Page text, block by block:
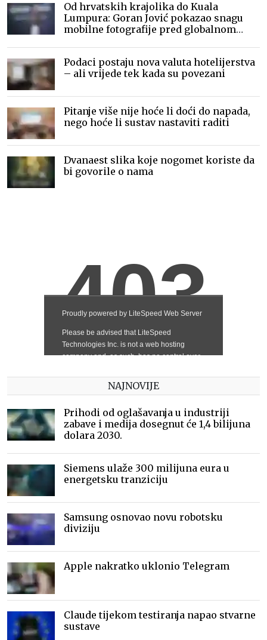
Od hrvatskih krajolika do Kuala
Lumpura: Goran Jović pokazao snagu
mobilne fotografije pred globalnom
Podaci postaju nova valuta hotelijerstva
– ali vrijede tek kada su povezani
Pitanje više nije hoće li doći do napada,
nego hoće li sustav nastaviti raditi
Dvanaest slika koje nogomet koriste da
bi govorile o nama
NAJNOVIJE
Prihodi od oglašavanja u industriji
zabave i medija dosegnut će 1,4 bilijuna
dolara 2030.
Siemens ulaže 300 milijuna eura u
energetsku tranziciju
Samsung osnovao novu robotsku
diviziju
Apple nakratko uklonio Telegram
Claude tijekom testiranja napao stvarne
sustave